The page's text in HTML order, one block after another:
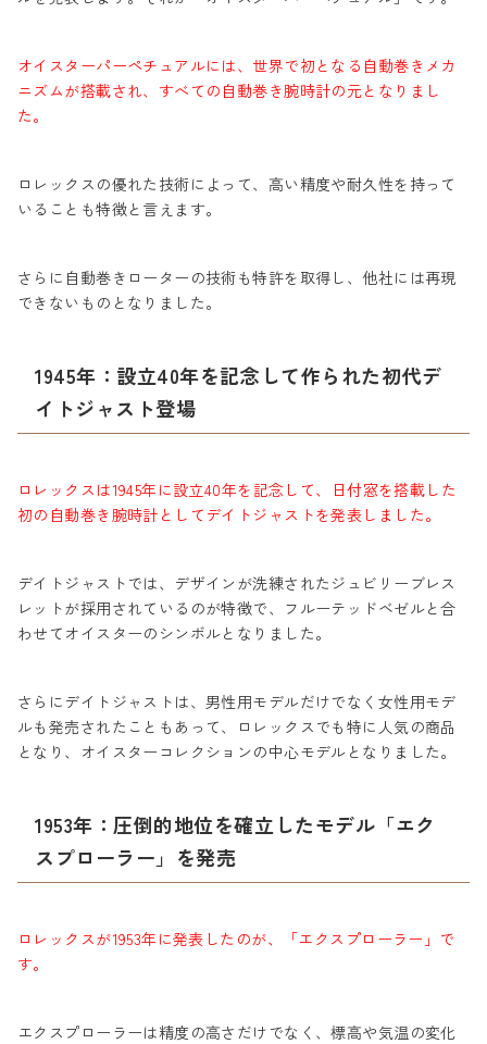
オイスターパーペチュアルには、世界で初となる自動巻きメカ
ニズムが搭載され、すべての自動巻き腕時計の元となりまし
た。
ロレックスの優れた技術によって、高い精度や耐久性を持って
いることも特徴と言えます。
さらに自動巻きローターの技術も特許を取得し、他社には再現
できないものとなりました。
1945年：設立40年を記念して作られた初代デ
イトジャスト登場
ロレックスは1945年に設立40年を記念して、日付窓を搭載した
初の自動巻き腕時計としてデイトジャストを発表しました。
デイトジャストでは、デザインが洗練されたジュビリーブレス
レットが採用されているのが特徴で、フルーテッドベゼルと合
わせてオイスターのシンボルとなりました。
さらにデイトジャストは、男性用モデルだけでなく女性用モデ
ルも発売されたこともあって、ロレックスでも特に人気の商品
となり、オイスターコレクションの中心モデルとなりました。
1953年：圧倒的地位を確立したモデル「エク
スプローラー」を発売
ロレックスが1953年に発表したのが、「エクスプローラー」で
す。
エクスプローラーは精度の高さだけでなく、標高や気温の変化